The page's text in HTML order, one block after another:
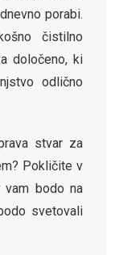
porabi.
čistilno
določeno, ki
odlično
stvar za
Pokličite v
vam bodo na
svetovali